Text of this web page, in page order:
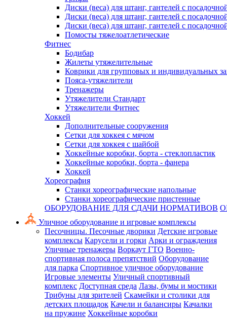
Диски (веса) для штанг, гантелей с
Диски (веса) для штанг, гантелей с
Диски (веса) для штанг, гантелей с
Помосты тяжелоатлетические
Фитнес
Бодибар
Жилеты утяжелительные
Коврики для групповых и индивидуальных
Пояса-утяжелители
Тренажеры
Утяжелители Стандарт
Утяжелители Фитнес
Хоккей
Дополнительные сооружения
Сетки для хоккея с мячом
Сетки для хоккея с шайбой
Хоккейные коробки, борта - стеклопластик
Хоккейные коробки, борта - фанера
Хоккей
Хореография
Станки хореографические напольные
Станки хореографические пристенные
ОБОРУДОВАНИЕ ДЛЯ СДАЧИ НОРМАТИВОВ
Уличное оборудование и игровые комплексы
Песочницы. Песочные дворики Детские игровые
комплексы Карусели и горки Арки и ограждения
Уличные тренажеры Воркаут ГТО Военно-
спортивная полоса препятствий Оборудование
для парка Спортивное уличное оборудование
Игровые элементы Уличный спортивный
комплекс Доступная среда Лазы, бумы и мостики
Трибуны для зрителей Скамейки и столики для
детских площадок Качели и балансиры Качалки
на пружине Хоккейные коробки